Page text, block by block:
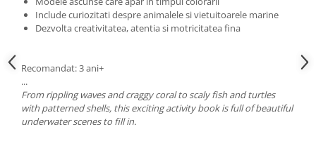
Include curiozitati despre animalele si vietuitoarele marine
Dezvolta creativitatea, atentia si motricitatea fina
Recomandat: 3 ani+
...
From rippling waves and craggy coral to scaly fish and turtles
with patterned shells, this exciting activity book is full of beautiful
underwater scenes to fill in.